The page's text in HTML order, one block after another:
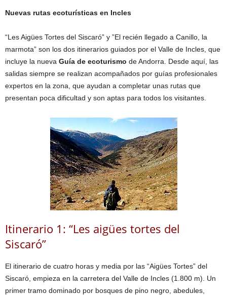
Nuevas rutas ecoturísticas en Incles
“Les Aigües Tortes del Siscaró” y ”El recién llegado a Canillo, la
marmota” son los dos itinerarios guiados por el Valle de Incles, que
incluye la nueva Guía de ecoturismo de Andorra. Desde aquí, las
salidas siempre se realizan acompañados por guías profesionales
expertos en la zona, que ayudan a completar unas rutas que
presentan poca dificultad y son aptas para todos los visitantes.
Itinerario 1: “Les aigües tortes del
Siscaró”
El itinerario de cuatro horas y media por las “Aigües Tortes” del
Siscaró, empieza en la carretera del Valle de Incles (1.800 m). Un
primer tramo dominado por bosques de pino negro, abedules,